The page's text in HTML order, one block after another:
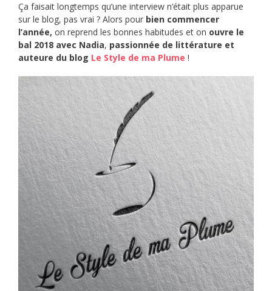
Ça faisait longtemps qu’une interview n’était plus apparue
sur le blog, pas vrai ? Alors pour bien commencer
l’année, on reprend les bonnes habitudes et on ouvre le
bal 2018 avec Nadia, passionnée de littérature et
auteure du blog Le Style de ma Plume !